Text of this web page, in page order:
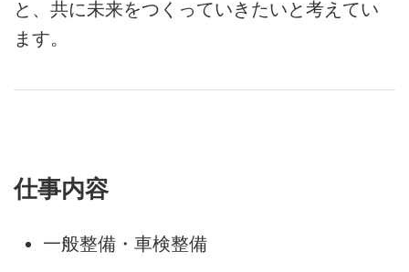
と、共に未来をつくっていきたいと考えてい
ます。
仕事内容
一般整備・車検整備